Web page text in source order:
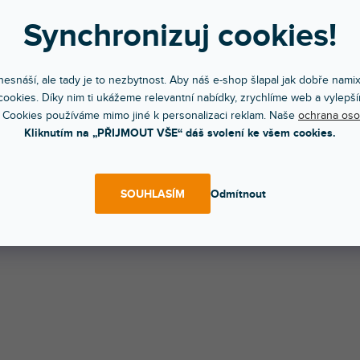
Synchronizuj cookies!
ale tady je to nezbytnost. Aby náš e-shop šlapal jak dobře
Díky nim ti ukážeme relevantní nabídky, zrychlíme web a
používáme mimo jiné k personalizaci reklam. Naše ochrana
Kliknutím na „PŘIJMOUT VŠE“ dáš svolení ke všem cookies.
Odmítnout
SOUHLASÍM
s konektory REAN 2 x RCA male na 2 x RCA male. Délka